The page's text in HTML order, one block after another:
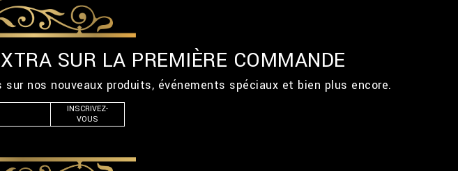
SUR LA PREMIÈRE COMMANDE
nos nouveaux produits, événements spéciaux et bien plus encore.
INSCRIVEZ-
VOUS